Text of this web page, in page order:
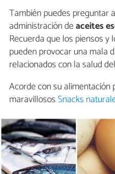
También puedes preguntar
administración deaceites
Recuerda que los piensos
pueden provocar una mala
relacionados con la salud
Acorde con su alimentación
maravillososSnacks